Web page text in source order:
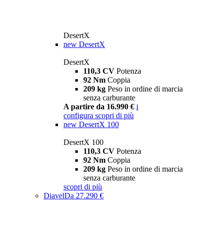
DesertX
new DesertX
DesertX
110,3 CV Potenza
92 Nm Coppia
209 kg Peso in ordine di marcia
senza carburante
A partire da 16.990 € i
configura scopri di più
new DesertX 100
DesertX 100
110,3 CV Potenza
92 Nm Coppia
209 kg Peso in ordine di marcia
senza carburante
scopri di più
DiavelDa 27.290 €